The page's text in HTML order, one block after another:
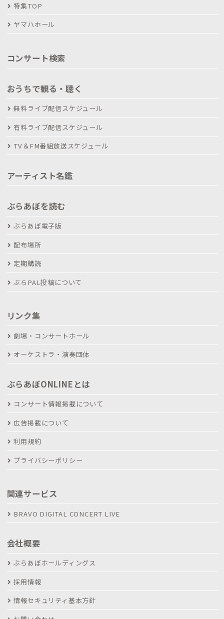
特集TOP
ヤマハホール
コンサート検索
おうちで観る・聴く
無料ライブ配信スケジュール
有料ライブ配信スケジュール
TV＆FM番組放送スケジュール
アーティスト名鑑
ぶらあぼを読む
ぶらあぼ電子版
配布場所
定期購読
ぶらPAL投稿について
リンク集
劇場・コンサートホール
オーケストラ・演奏団体
ぶらあぼONLINEとは
コンサート情報掲載について
広告掲載について
利用規約
プライバシーポリシー
関連サービス
BRAVO DIGITAL CONCERT LIVE
会社概要
ぶらあぼホールディングス
採用情報
情報セキュリティ基本方針